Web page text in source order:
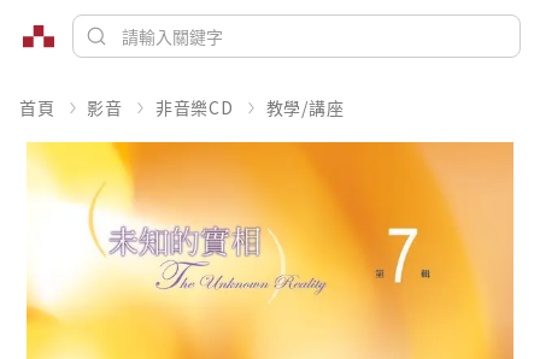
首頁 影音 非音樂CD 教學/講座